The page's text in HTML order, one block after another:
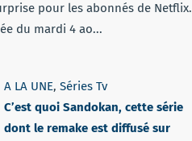
pour les abonnés de Netflix.
du mardi 4 ao...
A LA UNE, Séries Tv
C’est quoi Sandokan, cette série
dont le remake est diffusé sur